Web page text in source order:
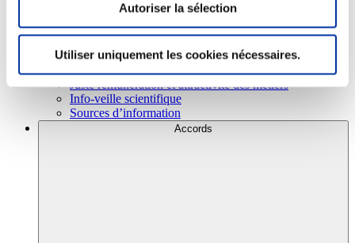
Autoriser la sélection
Utiliser uniquement les cookies nécessaires.
Sécurité sanitaire
Viandes et santé
Juste rémunération et attractivité des métiers
Info-veille scientifique
Sources d’information
Accords